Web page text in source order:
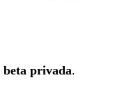
beta privada.